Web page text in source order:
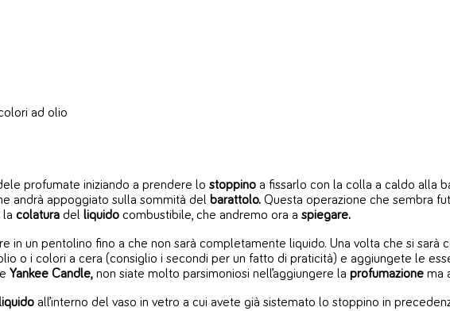
ad olio
profumate iniziando a prendere lo stoppino a fissarlo con la colla a caldo alla
andrà appoggiato sulla sommità del barattolo. Questa operazione che sembra
la colatura del liquido combustibile, che andremo ora a spiegare.
in un pentolino fino a che non sarà completamente liquido. Una volta che si sarà
o i colori a cera (consiglio i secondi per un fatto di praticità) e aggiungete le
Yankee Candle, non siate molto parsimoniosi nell’aggiungere la profumazione ma
all’interno del vaso in vetro a cui avete già sistemato lo stoppino in